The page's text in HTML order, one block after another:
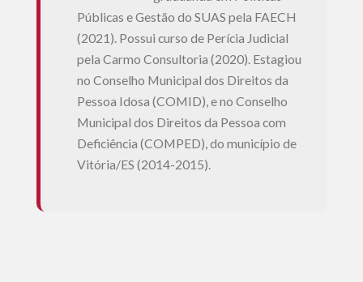
Públicas e Gestão do SUAS pela FAECH
(2021). Possui curso de Perícia Judicial
pela Carmo Consultoria (2020). Estagiou
no Conselho Municipal dos Direitos da
Pessoa Idosa (COMID), e no Conselho
Municipal dos Direitos da Pessoa com
Deficiência (COMPED), do município de
Vitória/ES (2014-2015).